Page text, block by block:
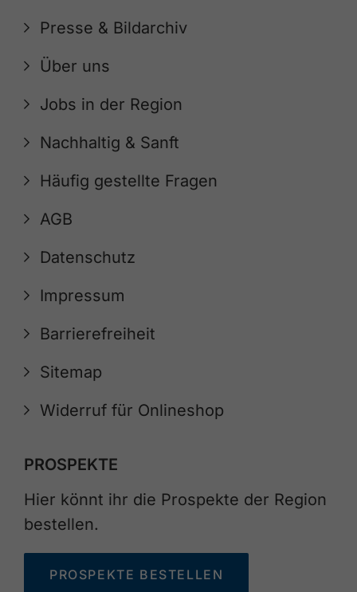
Presse & Bildarchiv
Über uns
Jobs in der Region
Nachhaltig & Sanft
Häufig gestellte Fragen
AGB
Datenschutz
Impressum
Barrierefreiheit
Sitemap
Widerruf für Onlineshop
PROSPEKTE
Hier könnt ihr die Prospekte der Region
bestellen.
PROSPEKTE BESTELLEN